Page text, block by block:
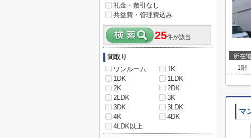
所在階
1階
マ
礼金・敷引なし
共益費・管理費込み
25件が該当
間取り
ワンルーム
1K
1DK
1LDK
2K
2DK
2LDK
3K
3DK
3LDK
4K
4DK
4LDK以上